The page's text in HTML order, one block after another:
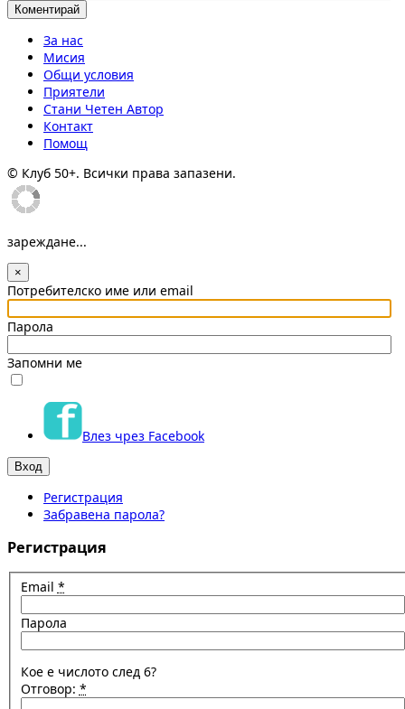
За нас
Мисия
Общи условия
Приятели
Стани Четен Автор
Контакт
Помощ
© Клуб 50+. Всички права запазени.
зареждане...
×
Потребителско име или email
Парола
Запомни ме
Влез чрез Facebook
Регистрация
Забравена парола?
Регистрация
Email *
Парола
Кое е числото след 6?
Отговор: *